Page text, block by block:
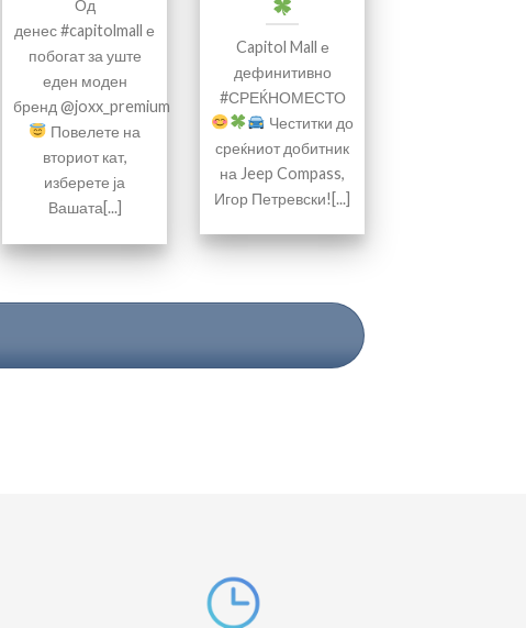
Од
денес #capitolmall е
побогат за уште
еден моден
бренд @joxx_premium
Повелете на
вториот кат,
изберете ја
Вашата[...]
Capitol Mall е
дефинитивно
#СРЕЌНОМЕСТО
Честитки до
среќниот добитник
на Jeep Compass,
Игор Петревски![...]